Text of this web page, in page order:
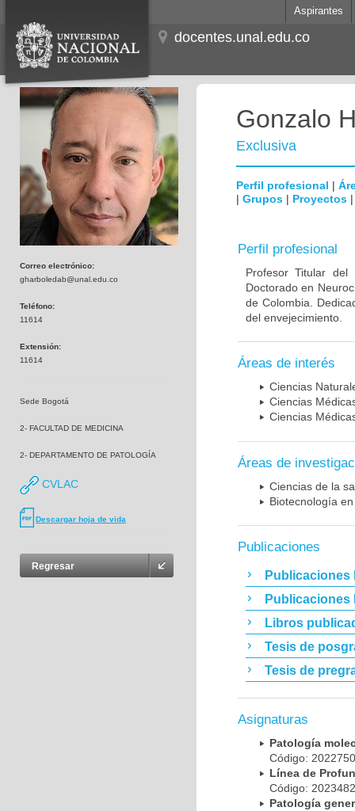
Aspirantes
docentes.unal.edu.co
Correo electrónico:
gharboledab@unal.edu.co
Teléfono:
11614
Extensión:
11614
Sede Bogotá
2- FACULTAD DE MEDICINA
2- DEPARTAMENTO DE PATOLOGÍA
CVLAC
Descargar hoja de vida
Regresar
Gonzalo
Exclusiva
Perfil profesional |
| Grupos | Proyectos
Perfil profesional
Profesor Titular
Doctorado en
de Colombia.
del envejecimiento.
Áreas de interés
Ciencias
Ciencias
Ciencias
Áreas de
Ciencias de la
Biotecnología
Publicaciones
Publicaciones
Publicaciones
Libros
Tesis de
Tesis de
Asignaturas
Patología
Código:
Línea de
Código:
Patología